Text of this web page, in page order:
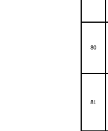
80
81